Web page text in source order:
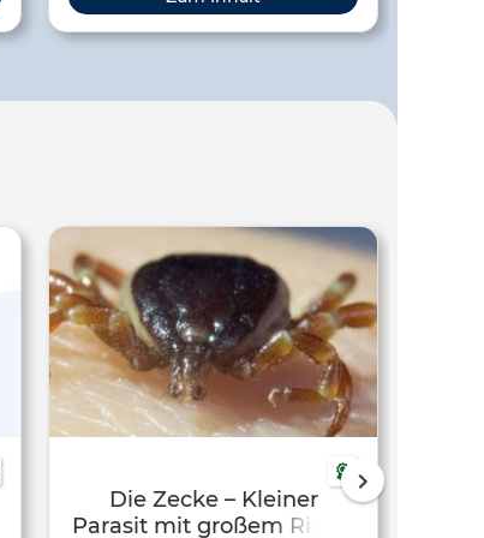
Beispiel Arbeitsblätter und
Experimentieranleitungen.
Die Zecke – Kleiner
Parasit mit großem Risiko